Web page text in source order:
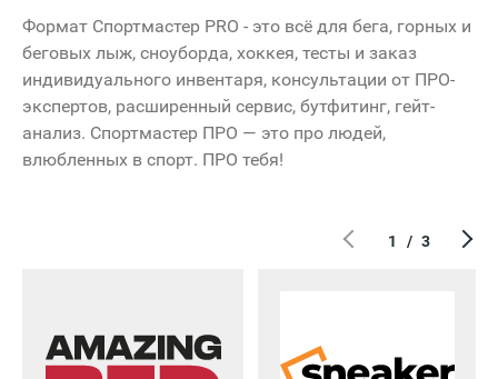
Формат Спортмастер PRO - это всё для бега, горных и
беговых лыж, сноуборда, хоккея, тесты и заказ
индивидуального инвентаря, консультации от ПРО-
экспертов, расширенный сервис, бутфитинг, гейт-
анализ. Спортмастер ПРО — это про людей,
влюбленных в спорт. ПРО тебя!
1 / 3